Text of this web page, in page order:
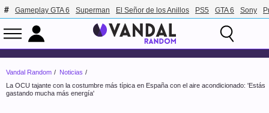
Gameplay GTA 6 Superman El Señor de los Anillos PS5 GTA 6 Sony
Vandal Random
Noticias
La OCU tajante con la costumbre más típica en España con el aire acondicionado: 'Estás
gastando mucha más energía'